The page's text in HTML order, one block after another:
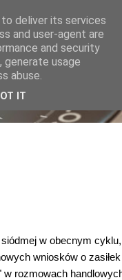
siódmej w obecnym
wniosków o
w rozmowach
deliver its services
and user-agent are
and security
usage
abuse.
IT